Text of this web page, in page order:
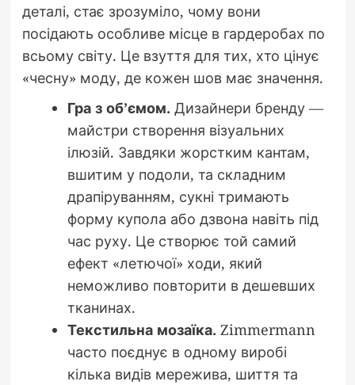
деталі, стає зрозуміло, чому вони
посідають особливе місце в гардеробах по
всьому світу. Це взуття для тих, хто цінує
«чесну» моду, де кожен шов має значення.
Гра з об’ємом. Дизайнери бренду —
майстри створення візуальних
ілюзій. Завдяки жорстким кантам,
вшитим у подоли, та складним
драпіруванням, сукні тримають
форму купола або дзвона навіть під
час руху. Це створює той самий
ефект «летючої» ходи, який
неможливо повторити в дешевших
тканинах.
Текстильна мозаїка. Zimmermann
часто поєднує в одному виробі
кілька видів мережива, шиття та